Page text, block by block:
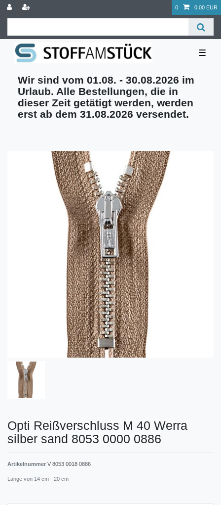
0 0,00 EUR
☰
Wir sind vom 01.08. - 30.08.2026 im
Urlaub. Alle Bestellungen, die in
dieser Zeit getätigt werden, werden
erst ab dem 31.08.2026 versendet.
Opti Reißverschluss M 40 Werra
silber sand 8053 0000 0886
Artikelnummer V 8053 0018 0886
Länge von 14 cm - 20 cm